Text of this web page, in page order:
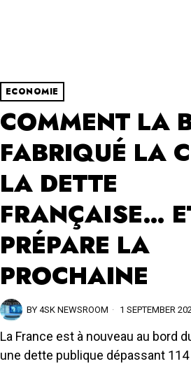
ECONOMIE
COMMENT LA
FABRIQUÉ LA
LA DETTE
FRANÇAISE…
PRÉPARE LA
PROCHAINE
BY 4SK NEWSROOM 1 SEPTEMBER
La France est à nouveau au bord
une dette publique dépassant 114